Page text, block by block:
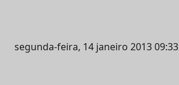
segunda-feira, 14 janeiro 2013 09:33